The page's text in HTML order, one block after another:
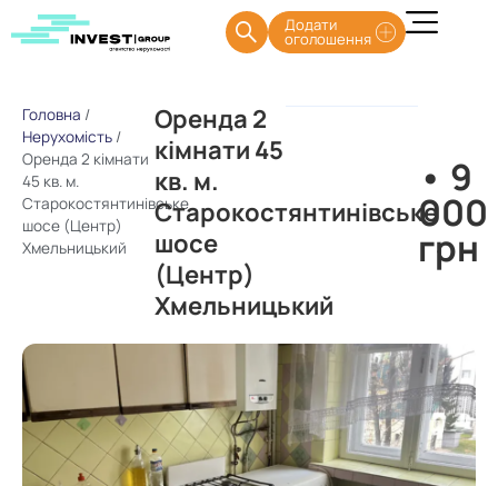
Додати
оголошення
Головна /
Нерухомість /
Оренда 2 кімнати
45 кв. м.
Старокостянтинівське
шосе (Центр)
Хмельницький
Оренда 2
кімнати 45
кв. м.
Старокостянтинівське
шосе
(Центр)
Хмельницький
• 9
000
грн